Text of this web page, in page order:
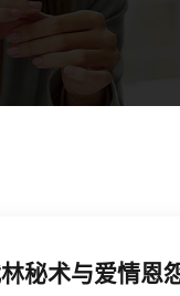
秘术与爱情恩